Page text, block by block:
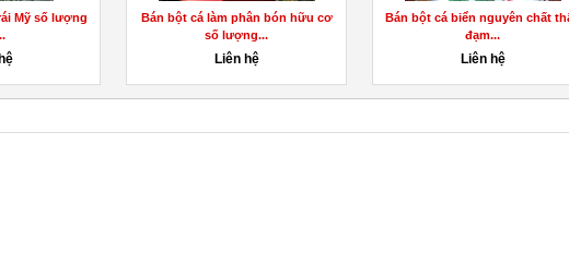
khô số lượng
Bán Vỏ Đậu Xanh, Đậu Xanh Hạt,
Đậu Xanh Tróc...
Liên hệ
Bán gừng giống cao sản số
lượng lớn...
Liên hệ